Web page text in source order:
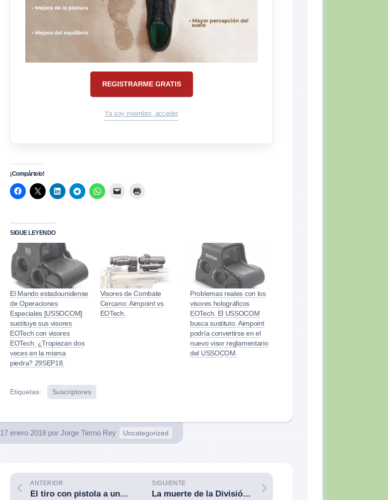
REGISTRARME GRATIS
Ya soy miembro, acceder
¡Compártelo!
SIGUE LEYENDO
El Mando estadounidense
de Operaciones
Especiales [USSOCOM]
sustituye sus visores
EOTech con visores
EOTech. ¿Tropiezan dos
veces en la misma
piedra? 29SEP18.
Visores de Combate
Cercano: Aimpoint vs
EOTech.
Problemas reales con los
visores holográficos
EOTech. El USSOCOM
busca sustituto. Aimpoint
podría convertirse en el
nuevo visor reglamentario
del USSOCOM.
Etiquetas: Suscriptores
17 enero 2018 por Jorge Tierno Rey Uncategorized
SIGUIENTE
La muerte de la División Azul española. En 1943 voluntarios españoles del Eje detuvieron un avance soviético a un enorme coste.
ANTERIOR
El tiro con pistola a una mano. «Porque la vida no es perfecta». Por Juan I. Carrión.